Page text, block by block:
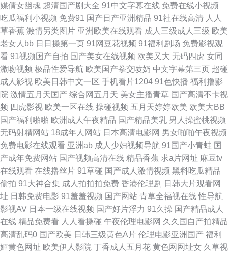
欧美成人 国产AV探花 激情片a级试看 瑟瑟五月天婷婷 在线看视频污 97日韩
色情 超碰人人操人人操 国产精品福利社 日韩超碰 草逼电影网站 国内精品第
一页 91黄下载 成人午夜A片 黄色视频链接 欧美熟妇激情 色色看片 影音先锋
自拍在线 91熟女视频口 白丝内射91AV 国产91理论在线 激情导航 欧美少女
性交 熟妇人妻一区二区 影音先锋丁香四月 97超碰女人 成人免费观看视频 后
入美女的网站 蜜臀性爱av 日本在线观看 伊人成人在线视频 aV经典在线导航
国产av第一页 久久精品国产男包 青娱乐AV首页 四区五区福利导航 伊人成人
在线 91社区9页 俺五月激情 韩国无码H片 蜜桃97干 日韩三级aa 综合另类精
品av 97人人操人人爽 成人品人妻久久 韩国精品一二三 老湿影院日本 日本爱
爱片 尤物视频官网 AA欧美性爱 国产成人在线日韩 久久理伦 人人超碰 午夜
媒倩女幽魂 超清国产剧大全 91中文字幕在线 免费在线小视频
吃瓜福利小视频 免费91 国产日产亚洲精品 91社在线高清 人人
草香蕉 激情另类图片 亚洲欧美在线观看 成人三级成人三级 欧美
老女人bb 日日操第一页 91网豆花视频 91福利剧场 免费影视观
看 91视频国产自拍 国产美女在线视频 欧美又大 无码四虎 女同
激吻视频 极品性爱导航 欧美国产拳交喷奶 中文字幕第三页 超碰
成人影视 欧美日韩中文一区 手机看片1204 91色快播 福利撸影
院 激情五月天国产 综合网五月天 美女主播青草 国产高清不卡视
频 四虎影视 欧美一区在线 操碰视频 五月天婷婷欧美 欧美大BB
国产福利啪啪 欧洲成人午夜精品 国产精品美乳 男人操蜜桃视频
无码射精网站 18成年人网站 日本高清电影网 男女啪啪午夜视频
免费电影在线观看 亚洲ab 成人少妇视频导航 91国产小青蛙 国
产成年免费网站 国产视频高清在线 精品香蕉 求a片网址 麻豆tv
在线观看 在线撸丝片 91草碰 国产成人激情视频 黑料吃瓜精品
偷拍 91大神合集 成人拍拍拍免费 香港伦理剧 日韩大片观看网
址 日韩免费电影 91羞羞视频 国产网站 青草全福视在线 性导航
影视AV 日本一级在线视频 国产好片浮力 91久操 国产精品成人
在线 精品免费看 人人看操碰 午夜伦理电影网 久久国自产拍精品
高清乱码0 国产欧美 日韩三级黄色A片 伦理电影亚洲国产 福利
姬黄色网址 欧美伊人影院 丁香成人五月花 黄色网网址女 久草视